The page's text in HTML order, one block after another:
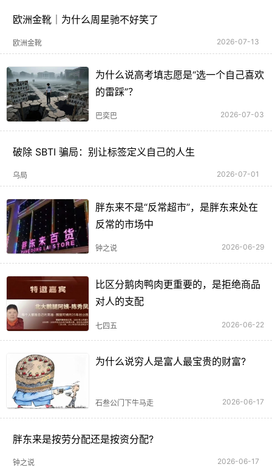
欧洲金靴｜为什么周星驰不好笑了
欧洲金靴 2026-07-13
为什么说高考填志愿是“选一个自己喜欢
的雷踩”？
巴奕巴 2026-07-03
破除 SBTI 骗局：别让标签定义自己的人生
乌局 2026-07-01
胖东来不是“反常超市”，是胖东来处在
反常的市场中
钟之说 2026-06-29
比区分鹅肉鸭肉更重要的，是拒绝商品
对人的支配
七四五 2026-06-22
为什么说穷人是富人最宝贵的财富?
石叁公门下牛马走 2026-06-17
胖东来是按劳分配还是按资分配?
钟之说 2026-06-17